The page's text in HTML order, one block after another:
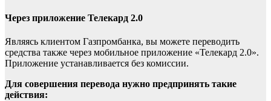
Через приложение Телекард 2.0
Являясь клиентом Газпромбанка, вы можете переводить
средства также через мобильное приложение «Телекард 2.0».
Приложение устанавливается без комиссии.
Для совершения перевода нужно предпринять такие
действия: